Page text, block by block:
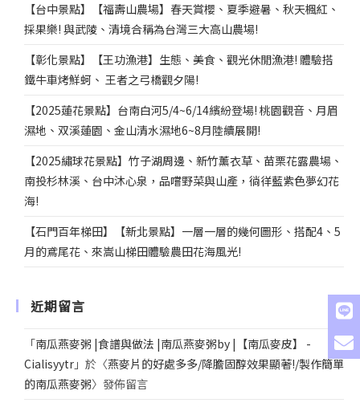
【台中景點】【福壽山農場】春天賞櫻、夏季避暑、秋天楓紅、
採果樂! 與武陵、清境合稱為台灣三大高山農場!
【彰化景點】【王功漁港】生態、美食、觀光休閒漁港! 體驗搭
鐵牛車烤鮮蚵、 王者之弓橋觀夕陽!
【2025蓮花景點】台南白河5/4~6/14繽紛登場! 桃園觀音、月眉
濕地、双溪蓮園、金山清水濕地6~8月陸續展開!
【2025繡球花景點】竹子湖周邊、新竹薰衣草、苗栗花露農場、
南投杉林溪、台中沐心泉，品嚐野菜與山產，徜徉藍紫色夢幻花
海!
【石門百年梯田】【新北景點】一層一層的幾何圖形、搭配4、5
月的鳶尾花、來嵩山梯田體驗農田花海風光!
近期留言
「南瓜燕麥粥 |食譜與做法 |南瓜燕麥粥by |【南瓜麥皮】 -
Cialisyytr 」於〈燕麥片的好處多多/降膽固醇效果顯著!/製作簡單
的南瓜燕麥粥〉發佈留言